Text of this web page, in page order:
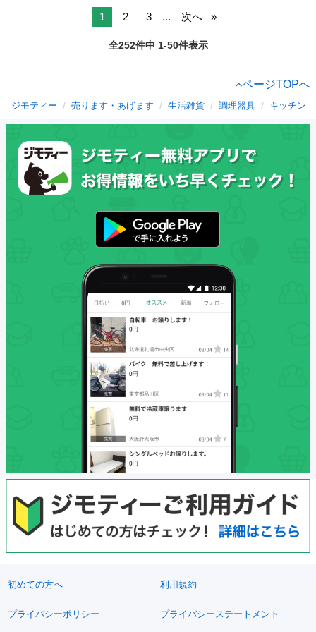
1 2 3 ... 次へ
全252件中 1-50件表示
ページTOPへ
ジモティー 売ります・あげます 生活雑貨 調理器具 キッチン
初めての方へ 利用規約
プライバシーポリシー プライバシーステートメント